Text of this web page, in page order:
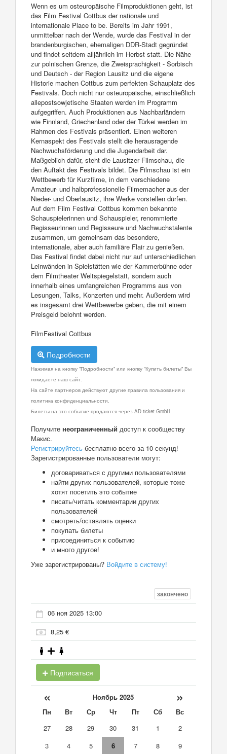
Wenn es um osteuropäische Filmproduktionen geht, ist
das Film Festival Cottbus der nationale und
internationale Place to be. Bereits im Jahr 1991,
unmittelbar nach der Wende, wurde das Festival in der
brandenburgischen, ehemaligen DDR-Stadt gegründet
und findet seitdem alljährlich im Herbst statt. Die Nähe
zur polnischen Grenze, die Zweisprachigkeit - Sorbisch
und Deutsch - der Region Lausitz und die eigene
Historie machen Cottbus zum perfekten Schauplatz des
Festivals. Doch nicht nur osteuropäische, einschließlich
allepostsowjetische Staaten werden im Programm
aufgegriffen. Auch Produktionen aus Nachbarländern
wie Finnland, Griechenland oder der Türkei werden im
Rahmen des Festivals präsentiert. Einen weiteren
Kernaspekt des Festivals stellt die herausragende
Nachwuchsförderung und die Jugendarbeit dar.
Maßgeblich dafür, steht die Lausitzer Filmschau, die
den Auftakt des Festivals bildet. Die Filmschau ist ein
Wettbewerb für Kurzfilme, in dem verschiedene
Amateur- und halbprofessionelle Filmemacher aus der
Nieder- und Oberlausitz, ihre Werke vorstellen dürfen.
Auf dem Film Festival Cottbus kommen bekannte
Schauspielerinnen und Schauspieler, renommierte
Regisseurinnen und Regisseure und Nachwuchstalente
zusammen, um gemeinsam das besondere,
internationale, aber auch familiäre Flair zu genießen.
Das Festival findet dabei nicht nur auf unterschiedlichen
Leinwänden in Spielstätten wie der Kammerbühne oder
dem Filmtheater Weltspiegelstatt, sondern auch
innerhalb eines umfangreichen Programms aus von
Lesungen, Talks, Konzerten und mehr. Außerdem wird
es insgesamt drei Wettbewerbe geben, die mit einem
Preisgeld belohnt werden.
FilmFestival Cottbus
Подробности
Нажимая на кнопку "Подробности" или кнопку "Купить билеты" Вы
покидаете наш сайт.
На сайте партнеров действуют другие правила пользования и
политика конфиденциальности.
Билеты на это событие продаются через AD ticket GmbH.
Получите неограниченный доступ к сообществу
Макис.
Регистрируйтесь бесплатно всего за 10 секунд!
Зарегистрированные пользователи могут:
договариваться с другими пользователями
найти других пользователей, которые тоже
хотят посетить это событие
писать/читать комментарии других
пользователей
смотреть/оставлять оценки
покупать билеты
присоединиться к событию
и много другое!
Уже зарегистрированы? Войдите в систему!
закончено
06 ноя 2025 13:00
8,25 €
Подписаться
« Ноябрь 2025 »
Пн Вт Ср Чт Пт Сб
Вс
27
28 29 30 31 1
2
3
4 5 6 7 8
9